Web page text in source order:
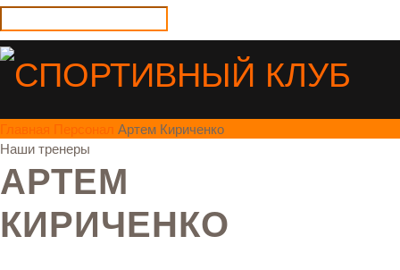
Главная Персонал Артем Кириченко
Наши тренеры
АРТЕМ
КИРИЧЕНКО